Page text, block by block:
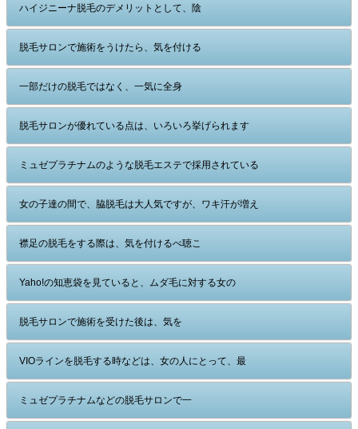
ハイジニーナ脱毛のデメリットとして、陰
脱毛サロンで施術をうけたら、気を付ける
一部だけの脱毛ではなく、一気に全身
脱毛サロンが優れている点は、いろいろ挙げられます
ミュゼプラチナムのような脱毛エステで採用されている
女の子達の間で、脇脱毛は大人気ですが、ワキ汗が増え
襟足の脱毛をする際は、気を付けるべ聴こ
Yaho!の知恵袋を見ていると、ムダ毛に対する女の
脱毛サロンで施術を受けた後は、気を
VIOラインを脱毛する時などは、女の人にとって、最
ミュゼプラチナムなどの脱毛サロンで一